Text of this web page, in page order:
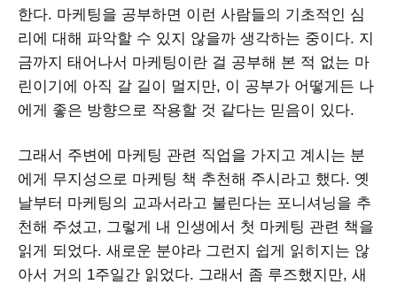
한다. 마케팅을 공부하면 이런 사람들의 기초적인 심
리에 대해 파악할 수 있지 않을까 생각하는 중이다. 지
금까지 태어나서 마케팅이란 걸 공부해 본 적 없는 마
린이기에 아직 갈 길이 멀지만, 이 공부가 어떻게든 나
에게 좋은 방향으로 작용할 것 같다는 믿음이 있다.
그래서 주변에 마케팅 관련 직업을 가지고 계시는 분
에게 무지성으로 마케팅 책 추천해 주시라고 했다. 옛
날부터 마케팅의 교과서라고 불린다는 포니셔닝을 추
천해 주셨고, 그렇게 내 인생에서 첫 마케팅 관련 책을
읽게 되었다. 새로운 분야라 그런지 쉽게 읽히지는 않
아서 거의 1주일간 읽었다. 그래서 좀 루즈했지만, 새